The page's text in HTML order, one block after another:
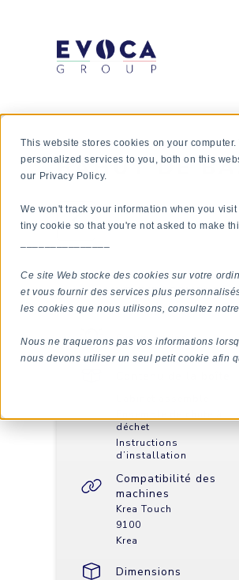
This website stores cookies on your
personalized services to you, both on this
our Privacy Policy.
We won't track your information when you
tiny cookie so that you're not asked to make
Ce site Web stocke des cookies sur votre
et vous fournir des services plus
les cookies que nous utilisons, consultez
Nous ne traquerons pas vos informations
nous devons utiliser un seul petit cookie afin
BAHUT DE
VUE D'ENSEMBLE
Optimisation
déchet
Instructions
d’installation
Compatibilité des
machines
Krea Touch
9100
Krea
Dimensions